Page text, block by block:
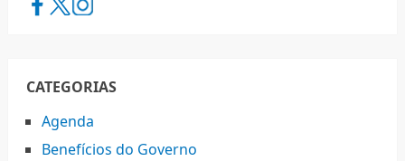
CATEGORIAS
Agenda
Benefícios do Governo